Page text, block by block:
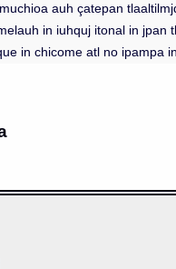
auh çatepan
in iuhquj itonal in
in chicome atl no ipampa